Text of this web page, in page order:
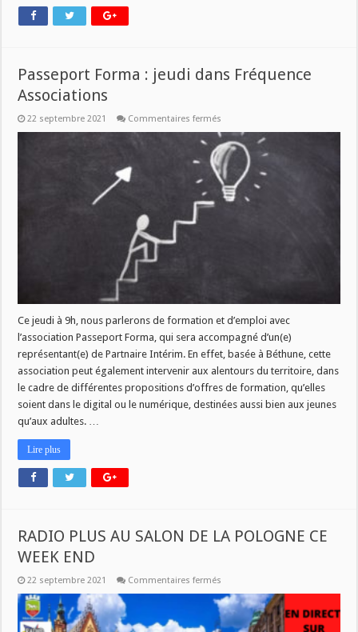
Passeport Forma : jeudi dans Fréquence
Associations
22 septembre 2021 Commentaires fermés
Forma
:
jeudi
dans
Fréquence
Associations
Ce jeudi à 9h, nous parlerons de formation et d’emploi avec
l’association Passeport Forma, qui sera accompagné d’un(e)
représentant(e) de Partnaire Intérim. En effet, basée à Béthune, cette
association peut également intervenir aux alentours du territoire, dans
le cadre de différentes propositions d’offres de formation, qu’elles
soient dans le digital ou le numérique, destinées aussi bien aux jeunes
qu’aux adultes. …
Lire plus
RADIO PLUS AU SALON DE LA POLOGNE CE
WEEK END
22 septembre 2021 Commentaires fermés
PLUS
AU
SALON